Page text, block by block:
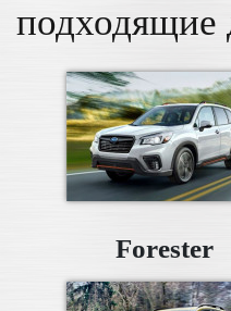
подходящие
Forester